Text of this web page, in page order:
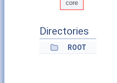
Directories
ROOT